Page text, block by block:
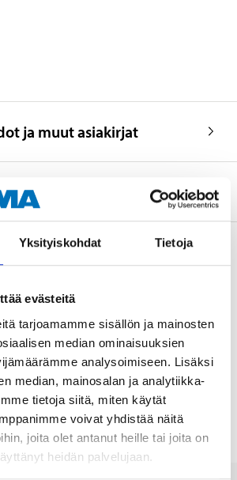
Yksityiskohdat Tietoja
evästeitä
tarjoamamme sisällön ja mainosten
median ominaisuuksien
analysoimiseen. Lisäksi
median, mainosalan ja analytiikka-
tietoja siitä, miten käytät
voivat yhdistää näitä
joita olet antanut heille tai joita on
heidän palvelujaan.
ja muut asiakirjat
nouda tavaratalosta jo 2 tunnin kuluttua!
LUE LISÄÄ
ostivat myös